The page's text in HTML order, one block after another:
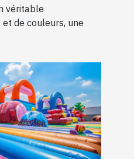
véritable
de couleurs, une